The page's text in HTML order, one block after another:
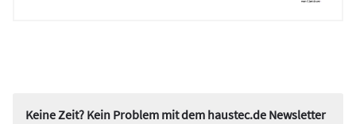
Keine Zeit? Kein Problem mit dem haustec.de Newsletter